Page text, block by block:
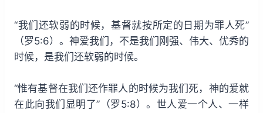
“我们还软弱的时候，基督就按所定的日期为罪人死”
（罗5:6）。神爱我们，不是我们刚强、伟大、优秀的
时候，是我们还软弱的时候。
“惟有基督在我们还作罪人的时候为我们死，神的爱就
在此向我们显明了”（罗5:8）。世人爱一个人、一样